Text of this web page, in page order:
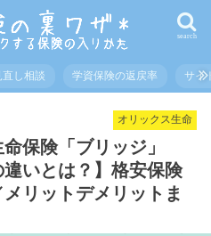
search
し相談 学資保険の返戻率 サイ
オリックス生命
保険「ブリッジ」
違いとは？】格安保険
リットデメリットま